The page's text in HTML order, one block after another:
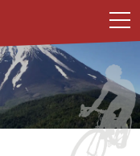
t
o
g
l
e
a
v
i
g